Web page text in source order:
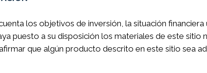
los objetivos de inversión, la situación financiera
puesto a su disposición los materiales de este sitio
que algún producto descrito en este sitio sea